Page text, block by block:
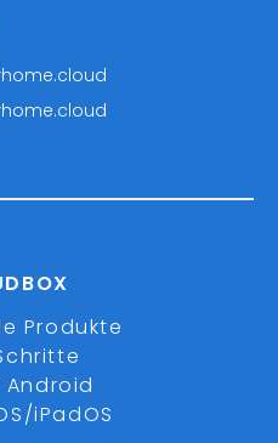
Produkte
iPadOS